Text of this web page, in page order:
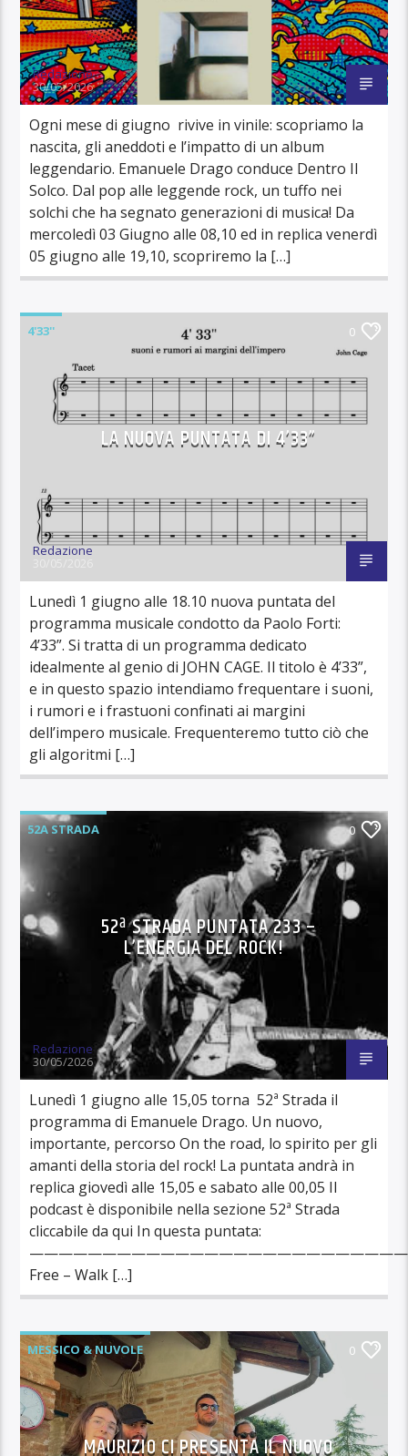
Redazione
30/05/2026
Ogni mese di giugno rivive in vinile: scopriamo la
nascita, gli aneddoti e l’impatto di un album
leggendario. Emanuele Drago conduce Dentro Il
Solco. Dal pop alle leggende rock, un tuffo nei
solchi che ha segnato generazioni di musica! Da
mercoledì 03 Giugno alle 08,10 ed in replica venerdì
05 giugno alle 19,10, scopriremo la […]
4'33'' 0
LA NUOVA PUNTATA DI 4’33”
Redazione
Lunedì 1 giugno alle 18.10 nuova puntata del
programma musicale condotto da Paolo Forti:
4’33”. Si tratta di un programma dedicato
idealmente al genio di JOHN CAGE. Il titolo è 4’33”,
e in questo spazio intendiamo frequentare i suoni,
i rumori e i frastuoni confinati ai margini
dell’impero musicale. Frequenteremo tutto ciò che
gli algoritmi […]
52A STRADA 0
52ª STRADA PUNTATA 233 –
L’ENERGIA DEL ROCK!
Redazione
30/05/2026
Lunedì 1 giugno alle 15,05 torna 52ª Strada il
programma di Emanuele Drago. Un nuovo,
importante, percorso On the road, lo spirito per gli
amanti della storia del rock! La puntata andrà in
replica giovedì alle 15,05 e sabato alle 00,05 Il
podcast è disponibile nella sezione 52ª Strada
cliccabile da qui In questa puntata:
Free – Walk […]
MESSICO & NUVOLE 0
MAURIZIO CI PRESENTA IL NUOVO